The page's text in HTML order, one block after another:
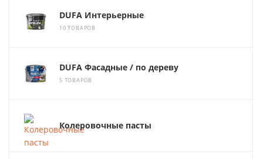
DUFA Интерьерные
10 ТОВАРОВ
DUFA Фасадные / по дереву
5 ТОВАРОВ
Колеровочные пасты